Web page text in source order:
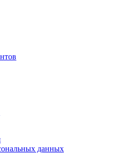
данных